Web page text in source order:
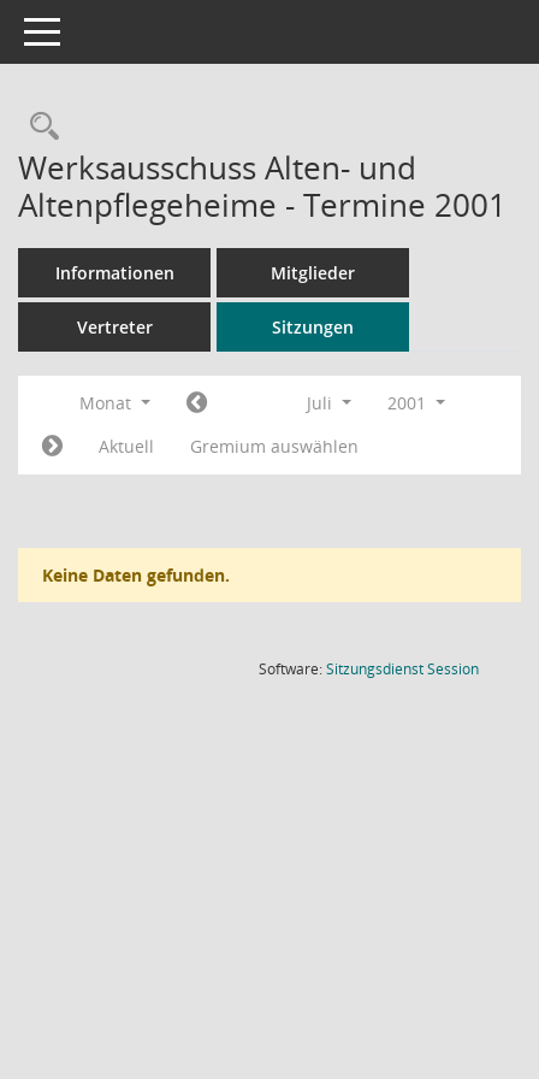
Toggle navigation
Rechercheauswahl
Werksausschuss Alten- und
Altenpflegeheime - Termine 2001
Informationen Mitglieder
Vertreter Sitzungen
Monat Juli
2001
Aktuell
Gremium auswählen
Keine Daten gefunden.
Software:SitzungsdienstSession(Wird in